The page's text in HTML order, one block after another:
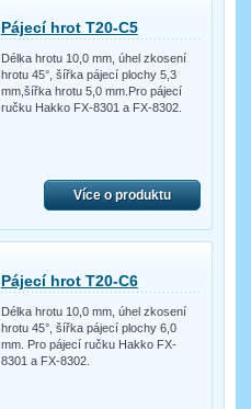
Pájecí hrot T20-C5
Délka hrotu 10,0 mm, úhel zkosení
hrotu 45°, šířka pájecí plochy 5,3
mm,šířka hrotu 5,0 mm.Pro pájecí
ručku Hakko FX-8301 a FX-8302.
Více o produktu
Pájecí hrot T20-C6
Délka hrotu 10,0 mm, úhel zkosení
hrotu 45°, šířka pájecí plochy 6,0
mm. Pro pájecí ručku Hakko FX-
8301 a FX-8302.